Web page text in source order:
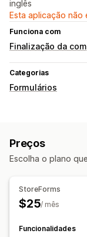
inglês
Esta aplicação
Funciona com
Finalização da
Categorias
Formulários
Feedback
Encomendas
Personalização
Campos
Preços
Escolha o plano
StoreForms
$25/ mês
Funcionalidades